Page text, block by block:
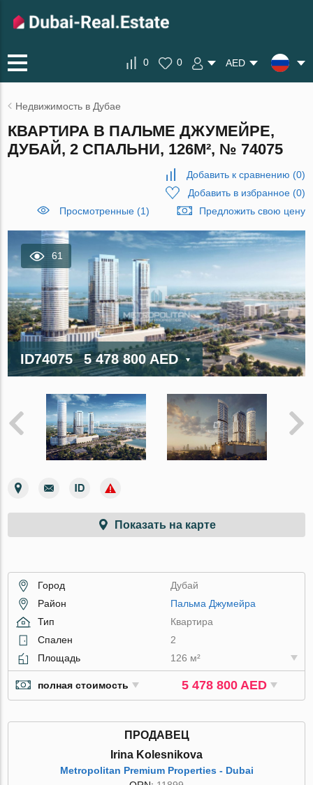
0 0 AED
Недвижимость в Дубае
КВАРТИРА В ПАЛЬМЕ ДЖУМЕЙРЕ,
ДУБАЙ, 2 СПАЛЬНИ, 126М², № 74075
Добавить к сравнению (0)
Добавить в избранное(0)
Просмотренные (1)
Предложить свою цену
61
ID74075 5 478 800 AED
Показать на карте
Город
Дубай
Район
Пальма Джумейра
Тип
Квартира
Спален
2
Площадь
126 м²
полная стоимость 5 478 800 AED
ПРОДАВЕЦ
Irina Kolesnikova
Metropolitan Premium Properties - Dubai